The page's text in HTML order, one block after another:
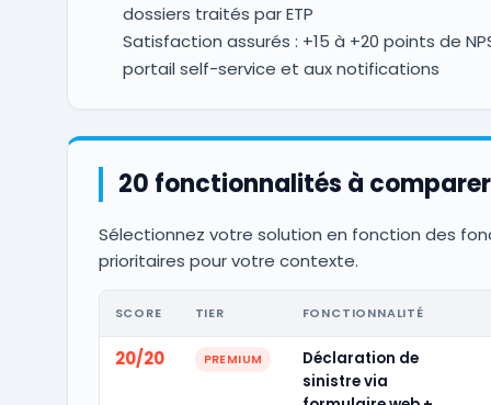
dossiers traités par ETP
Satisfaction assurés : +15 à +20 points de
portail self-service et aux notifications
20 fonctionnalités à comparer
Sélectionnez votre solution en fonction des
prioritaires pour votre contexte.
SCORE TIER FONCTIONNALITÉ
20/20 PREMIUM
Déclaration de
sinistre via